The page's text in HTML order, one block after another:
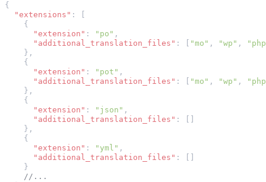
{
"extensions" :
{
"extension" : "po" ,
"additional_translation_files" : "mo" , "wp" ,
},
{
"extension" : "pot" ,
"additional_translation_files" : "mo" , "wp" ,
},
{
"extension" : "json" ,
"additional_translation_files" :
},
{
"extension" : "yml" ,
"additional_translation_files" :
}
//...